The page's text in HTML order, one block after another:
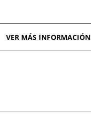
VER MÁS INFORMACIÓN